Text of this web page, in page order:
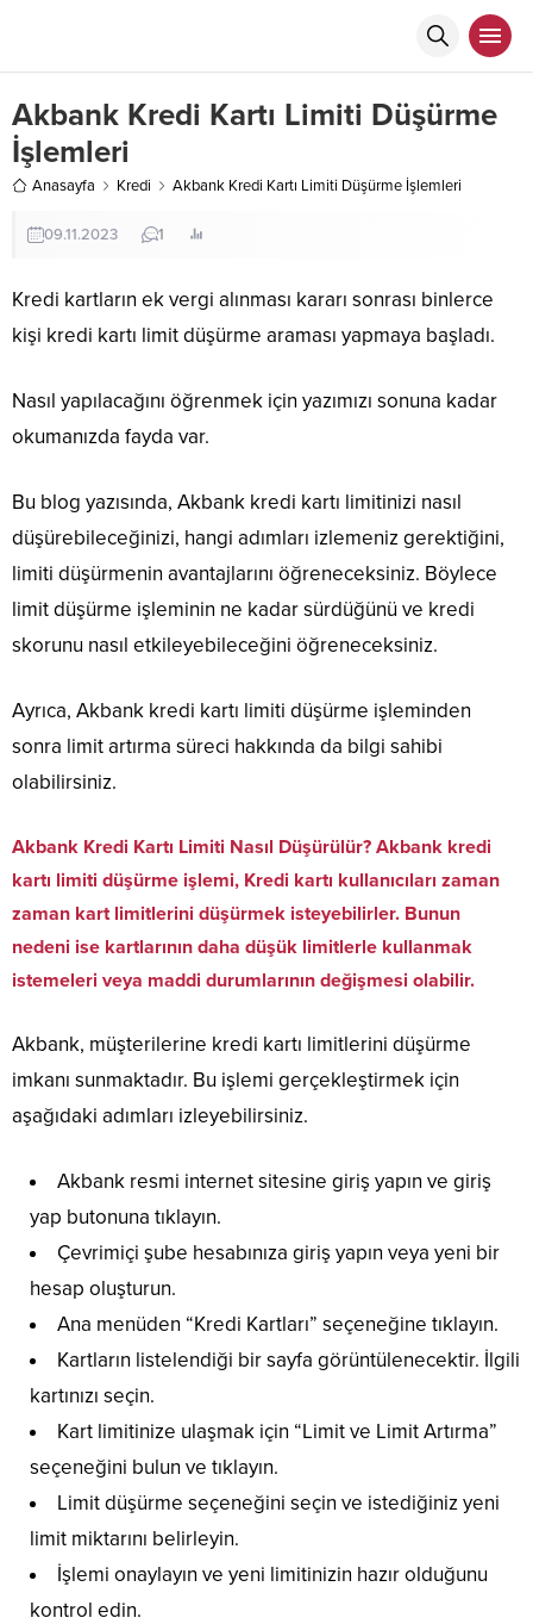
Akbank Kredi Kartı Limiti Düşürme
İşlemleri
Anasayfa Kredi Akbank Kredi Kartı Limiti Düşürme İşlemleri
09.11.2023 1
Kredi kartların ek vergi alınması kararı sonrası binlerce
kişi kredi kartı limit düşürme araması yapmaya başladı.
Nasıl yapılacağını öğrenmek için yazımızı sonuna kadar
okumanızda fayda var.
Bu blog yazısında, Akbank kredi kartı limitinizi nasıl
düşürebileceğinizi, hangi adımları izlemeniz gerektiğini,
limiti düşürmenin avantajlarını öğreneceksiniz. Böylece
limit düşürme işleminin ne kadar sürdüğünü ve kredi
skorunu nasıl etkileyebileceğini öğreneceksiniz.
Ayrıca, Akbank kredi kartı limiti düşürme işleminden
sonra limit artırma süreci hakkında da bilgi sahibi
olabilirsiniz.
Akbank Kredi Kartı Limiti Nasıl Düşürülür? Akbank kredi
kartı limiti düşürme işlemi, Kredi kartı kullanıcıları zaman
zaman kart limitlerini düşürmek isteyebilirler. Bunun
nedeni ise kartlarının daha düşük limitlerle kullanmak
istemeleri veya maddi durumlarının değişmesi olabilir.
Akbank, müşterilerine kredi kartı limitlerini düşürme
imkanı sunmaktadır. Bu işlemi gerçekleştirmek için
aşağıdaki adımları izleyebilirsiniz.
Akbank resmi internet sitesine giriş yapın ve giriş
yap butonuna tıklayın.
Çevrimiçi şube hesabınıza giriş yapın veya yeni bir
hesap oluşturun.
Ana menüden “Kredi Kartları” seçeneğine tıklayın.
Kartların listelendiği bir sayfa görüntülenecektir. İlgili
kartınızı seçin.
Kart limitinize ulaşmak için “Limit ve Limit Artırma”
seçeneğini bulun ve tıklayın.
Limit düşürme seçeneğini seçin ve istediğiniz yeni
limit miktarını belirleyin.
İşlemi onaylayın ve yeni limitinizin hazır olduğunu
kontrol edin.